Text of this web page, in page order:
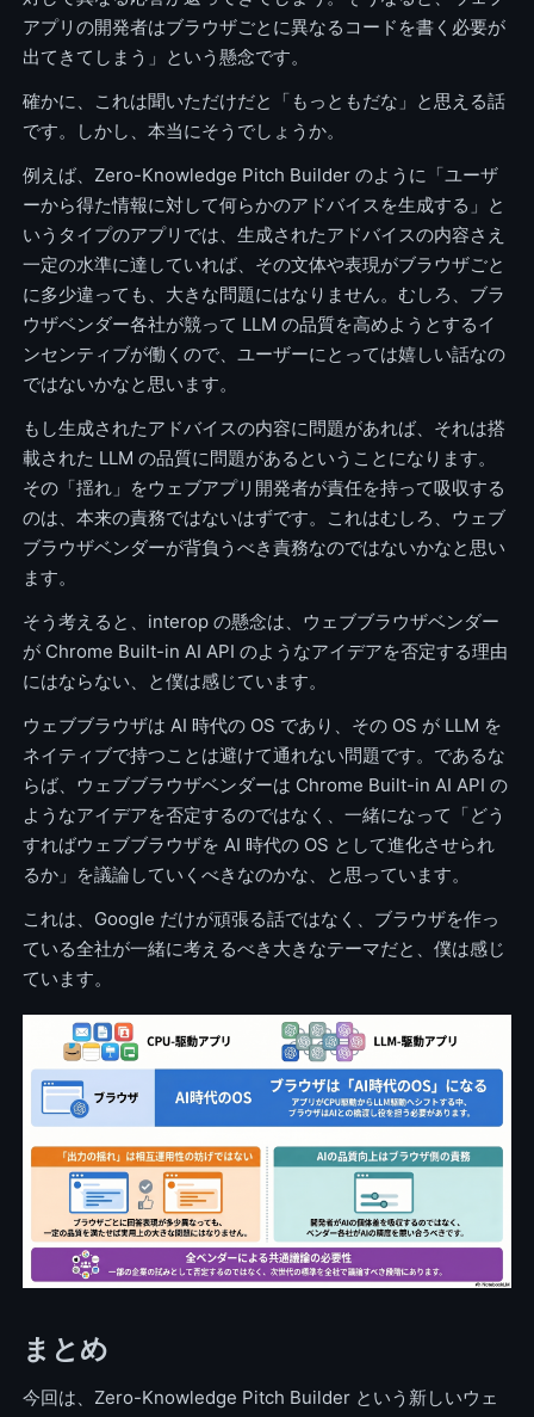
アプリの開発者はブラウザごとに異なるコードを書く必要が
出てきてしまう」という懸念です。
確かに、これは聞いただけだと「もっともだな」と思える話
です。しかし、本当にそうでしょうか。
例えば、Zero-Knowledge Pitch Builder のように「ユーザ
ーから得た情報に対して何らかのアドバイスを生成する」と
いうタイプのアプリでは、生成されたアドバイスの内容さえ
一定の水準に達していれば、その文体や表現がブラウザごと
に多少違っても、大きな問題にはなりません。むしろ、ブラ
ウザベンダー各社が競って LLM の品質を高めようとするイ
ンセンティブが働くので、ユーザーにとっては嬉しい話なの
ではないかなと思います。
もし生成されたアドバイスの内容に問題があれば、それは搭
載された LLM の品質に問題があるということになります。
その「揺れ」をウェブアプリ開発者が責任を持って吸収する
のは、本来の責務ではないはずです。これはむしろ、ウェブ
ブラウザベンダーが背負うべき責務なのではないかなと思い
ます。
そう考えると、interop の懸念は、ウェブブラウザベンダー
が Chrome Built-in AI API のようなアイデアを否定する理由
にはならない、と僕は感じています。
ウェブブラウザは AI 時代の OS であり、その OS が LLM を
ネイティブで持つことは避けて通れない問題です。であるな
らば、ウェブブラウザベンダーは Chrome Built-in AI API の
ようなアイデアを否定するのではなく、一緒になって「どう
すればウェブブラウザを AI 時代の OS として進化させられ
るか」を議論していくべきなのかな、と思っています。
これは、Google だけが頑張る話ではなく、ブラウザを作っ
ている全社が一緒に考えるべき大きなテーマだと、僕は感じ
ています。
まとめ
今回は、Zero-Knowledge Pitch Builder という新しいウェ